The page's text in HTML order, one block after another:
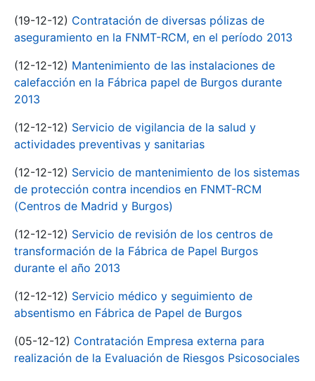
(19-12-12) Contratación de diversas pólizas de
aseguramiento en la FNMT-RCM, en el período 2013
(12-12-12) Mantenimiento de las instalaciones de
calefacción en la Fábrica papel de Burgos durante
2013
(12-12-12) Servicio de vigilancia de la salud y
actividades preventivas y sanitarias
(12-12-12) Servicio de mantenimiento de los sistemas
de protección contra incendios en FNMT-RCM
(Centros de Madrid y Burgos)
(12-12-12) Servicio de revisión de los centros de
transformación de la Fábrica de Papel Burgos
durante el año 2013
(12-12-12) Servicio médico y seguimiento de
absentismo en Fábrica de Papel de Burgos
(05-12-12) Contratación Empresa externa para
realización de la Evaluación de Riesgos Psicosociales